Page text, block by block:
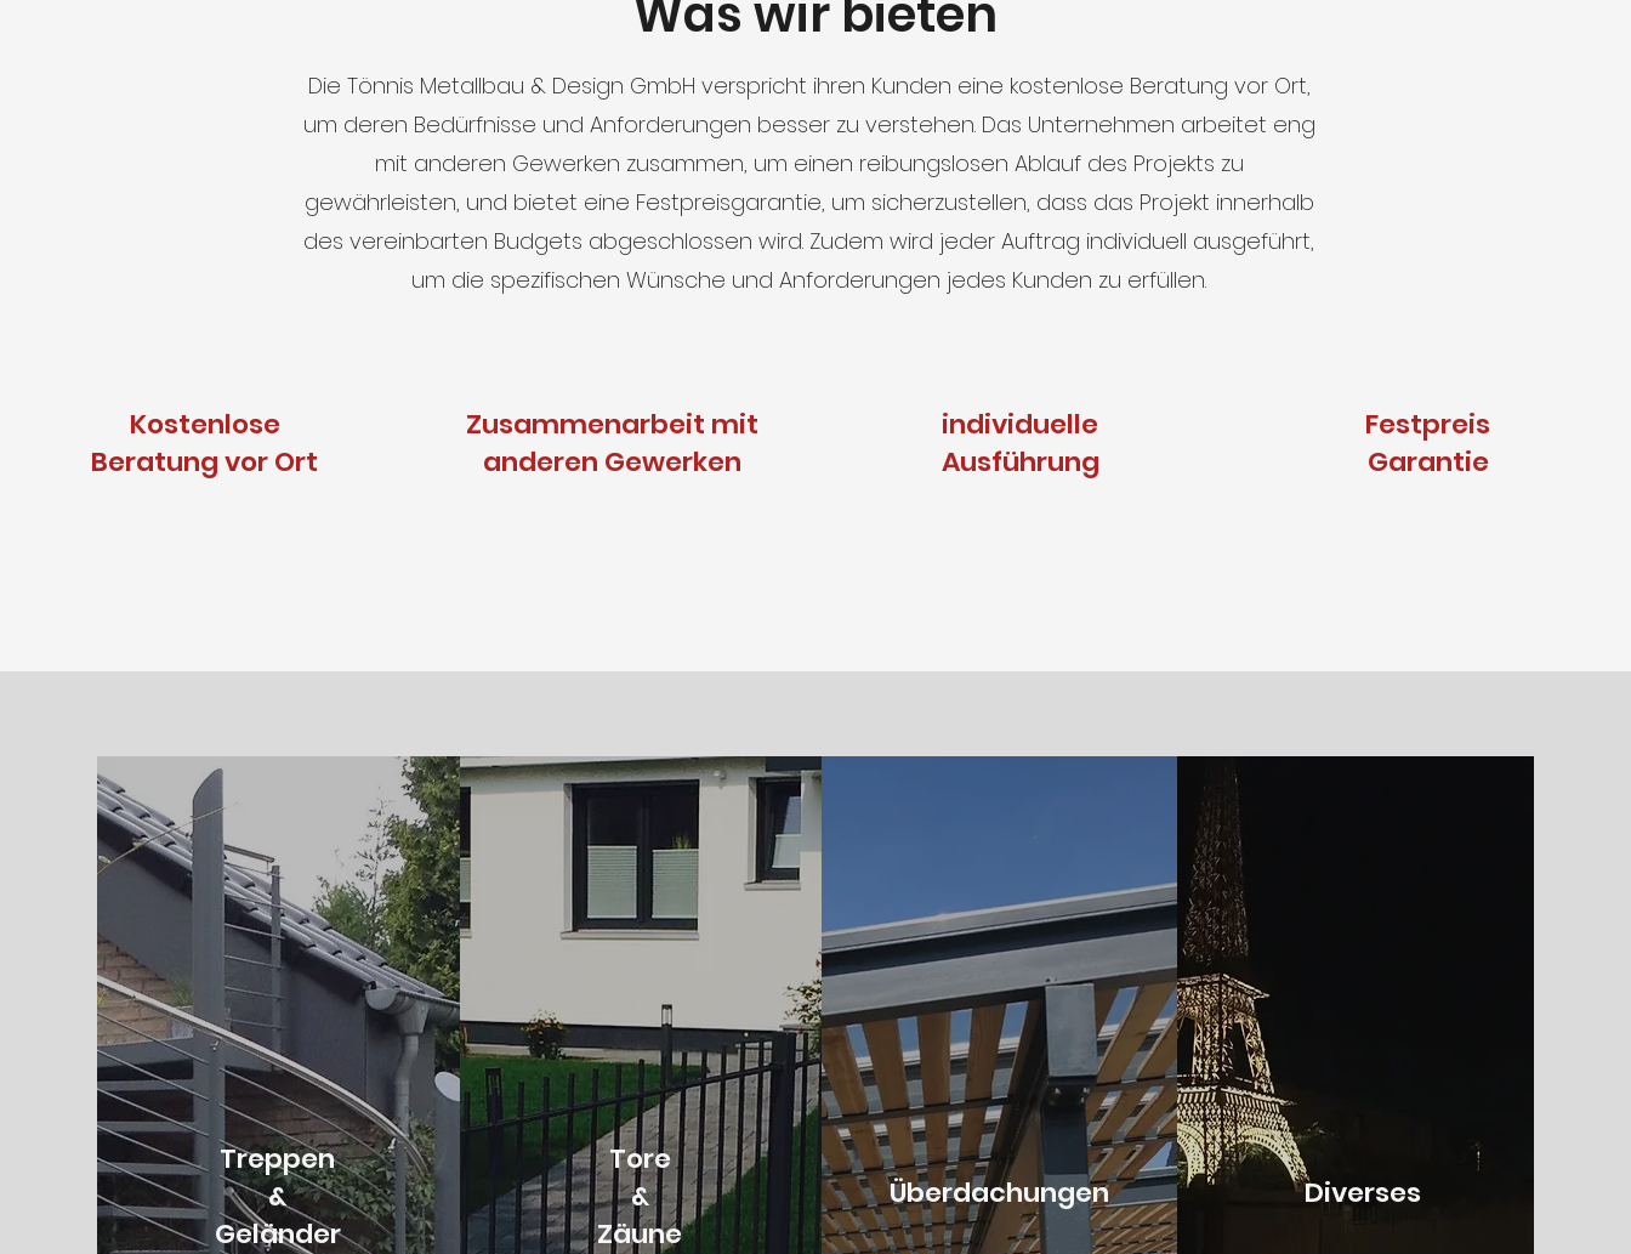
Was wir bieten
Die Tönnis Metallbau & Design GmbH verspricht ihren Kunden eine kostenlose Beratung vor Ort,
um deren Bedürfnisse und Anforderungen besser zu verstehen. Das Unternehmen arbeitet eng
mit anderen Gewerken zusammen, um einen reibungslosen Ablauf des Projekts zu
gewährleisten, und bietet eine Festpreisgarantie, um sicherzustellen, dass das Projekt innerhalb
des vereinbarten Budgets abgeschlossen wird. Zudem wird jeder Auftrag individuell ausgeführt,
um die spezifischen Wünsche und Anforderungen jedes Kunden zu erfüllen.
Kostenlose
Beratung vor Ort
Zusammenarbeit mit
anderen Gewerken
individuelle
Ausführung
Festpreis
Garantie
Treppen
&
Geländer
Tore
&
Zäune
Überdachungen Diverses